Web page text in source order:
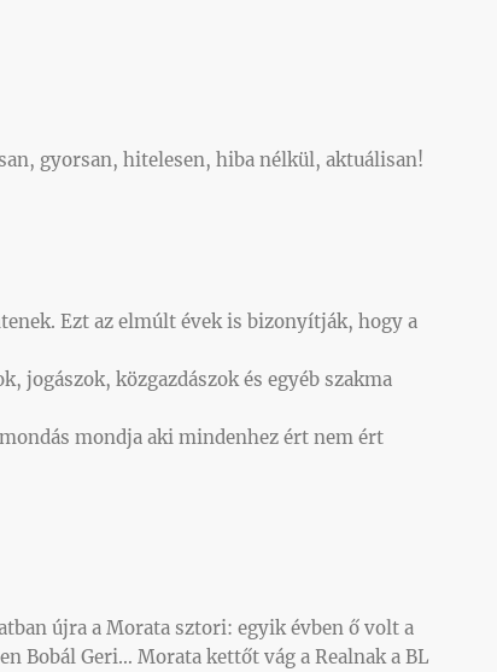
gyorsan, hitelesen, hiba nélkül, aktuálisan!
Ezt az elmúlt évek is bizonyítják, hogy a
jogászok, közgazdászok és egyéb szakma
mondja aki mindenhez ért nem ért
újra a Morata sztori: egyik évben ő volt a
Bobál Geri… Morata kettőt vág a Realnak a BL